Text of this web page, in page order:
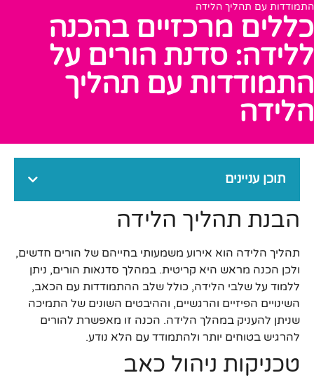
התמודדות עם תהליך הלידה
כללים מרכזיים בהכנה
ללידה: סדנת הורים על
התמודדות עם תהליך
הלידה
תוכן עניינים
הבנת תהליך הלידה
תהליך הלידה הוא אירוע משמעותי בחייהם של הורים חדשים,
ולכן הכנה מראש היא קריטית. במהלך סדנאות הורים, ניתן
ללמוד על שלבי הלידה, כולל שלב ההתמודדות עם הכאב,
השינויים הפיזיים והרגשיים, וההיבטים השונים של התמיכה
שניתן להעניק במהלך הלידה. הכנה זו מאפשרת להורים
להרגיש בטוחים יותר ולהתמודד עם הלא נודע.
טכניקות ניהול כאב